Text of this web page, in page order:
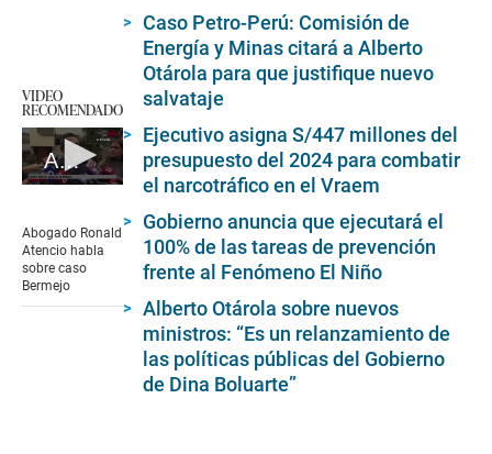
VIDEO
RECOMENDADO
Abogado Ronald Atencio habla sobre caso Bermejo
of
4
minutes,
35
seconds
Abogado Ronald
Atencio habla
sobre caso
Bermejo
Caso Petro-Perú: Comisión de
Energía y Minas citará a Alberto
Otárola para que justifique nuevo
salvataje
Ejecutivo asigna S/447 millones del
presupuesto del 2024 para combatir
el narcotráfico en el Vraem
Gobierno anuncia que ejecutará el
100% de las tareas de prevención
frente al Fenómeno El Niño
Alberto Otárola sobre nuevos
ministros: “Es un relanzamiento de
las políticas públicas del Gobierno
de Dina Boluarte”